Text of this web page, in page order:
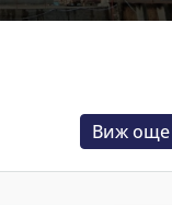
Виж още